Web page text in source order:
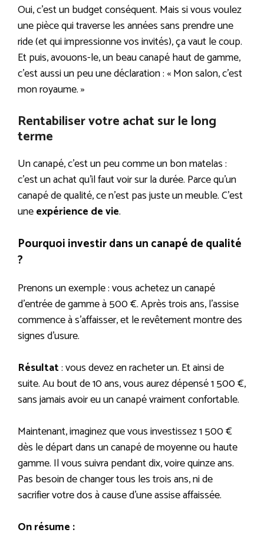
Oui, c’est un budget conséquent. Mais si vous voulez
une pièce qui traverse les années sans prendre une
ride (et qui impressionne vos invités), ça vaut le coup.
Et puis, avouons-le, un beau canapé haut de gamme,
c’est aussi un peu une déclaration : « Mon salon, c’est
mon royaume. »
Rentabiliser votre achat sur le long
terme
Un canapé, c’est un peu comme un bon matelas :
c’est un achat qu’il faut voir sur la durée. Parce qu’un
canapé de qualité, ce n’est pas juste un meuble. C’est
uneexpérience de vie.
Pourquoi investir dans un canapé de qualité
?
Prenons un exemple : vous achetez un canapé
d’entrée de gamme à 500 €. Après trois ans, l’assise
commence à s’affaisser, et le revêtement montre des
signes d’usure.
Résultat: vous devez en racheter un. Et ainsi de
suite. Au bout de 10 ans, vous aurez dépensé 1 500 €,
sans jamais avoir eu un canapé vraiment confortable.
Maintenant, imaginez que vous investissez 1 500 €
dès le départ dans un canapé de moyenne ou haute
gamme. Il vous suivra pendant dix, voire quinze ans.
Pas besoin de changer tous les trois ans, ni de
sacrifier votre dos à cause d’une assise affaissée.
On résume :